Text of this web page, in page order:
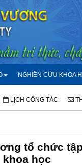
NGHIÊN CỨU KHOA
LỊCH CÔNG TÁC
tổ chức
học